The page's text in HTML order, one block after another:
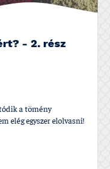
- 2. rész
a tömény
elég egyszer elolvasni!